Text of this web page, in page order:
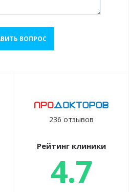
ВОПРОС
236 отзывов
Рейтинг клиники
4.7